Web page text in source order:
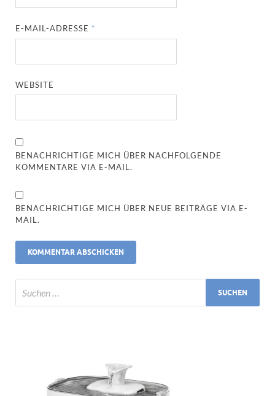
E-MAIL-ADRESSE *
WEBSITE
BENACHRICHTIGE MICH ÜBER NACHFOLGENDE
KOMMENTARE VIA E-MAIL.
BENACHRICHTIGE MICH ÜBER NEUE BEITRÄGE VIA E-
MAIL.